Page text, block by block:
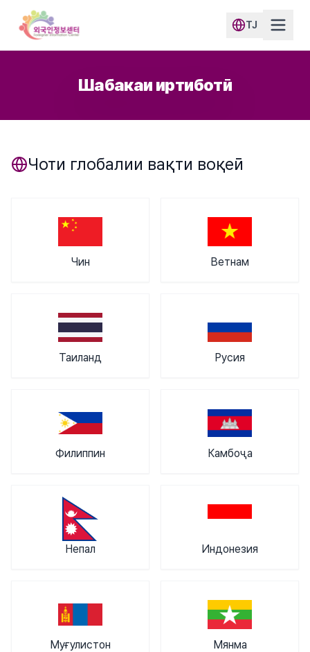
TJ
Шабакаи иртиботӣ
Чоти глобалии вақти воқеӣ
Чин Ветнам
Таиланд Русия
Филиппин Камбоҷа
Непал Индонезия
Муғулистон Мянма